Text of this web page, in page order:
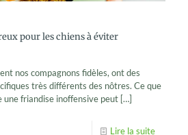
pour les chiens à éviter
nos compagnons fidèles, ont des
très différents des nôtres. Ce que
une friandise inoffensive peut […]
Lire la suite